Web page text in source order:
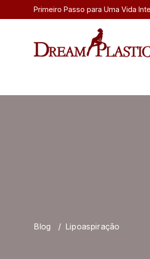
Primeiro Passo para Uma Vida
Blog / Lipoaspiração